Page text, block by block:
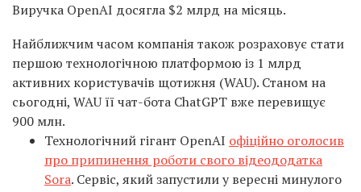
Виручка OpenAI досягла $2 млрд на місяць.
Найближчим часом компанія також розраховує стати
першою технологічною платформою із 1 млрд
активних користувачів щотижня (WAU). Станом на
сьогодні, WAU її чат-бота ChatGPT вже перевищує
900 млн.
Технологічний гігант OpenAI офіційно оголосив
про припинення роботи свого відеододатка
Sora. Сервіс, який запустили у вересні минулого